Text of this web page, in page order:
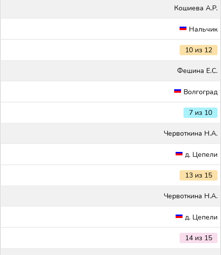
Кошиева А.Р.
Нальчик
10 из 12
Фешина Е.С.
Волгоград
7 из 10
Червоткина Н.А.
д. Цепели
13 из 15
Червоткина Н.А.
д. Цепели
14 из 15